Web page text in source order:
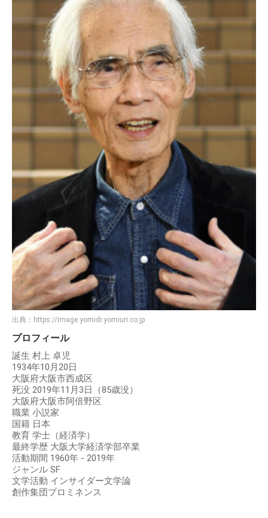
出典： https://image.yomidr.yomiuri.co.jp
プロフィール
誕生 村上 卓児
1934年10月20日
大阪府大阪市西成区
死没 2019年11月3日（85歳没）
大阪府大阪市阿倍野区
職業 小説家
国籍 日本
教育 学士（経済学）
最終学歴 大阪大学経済学部卒業
活動期間 1960年 - 2019年
ジャンル SF
文学活動 インサイダー文学論
創作集団プロミネンス